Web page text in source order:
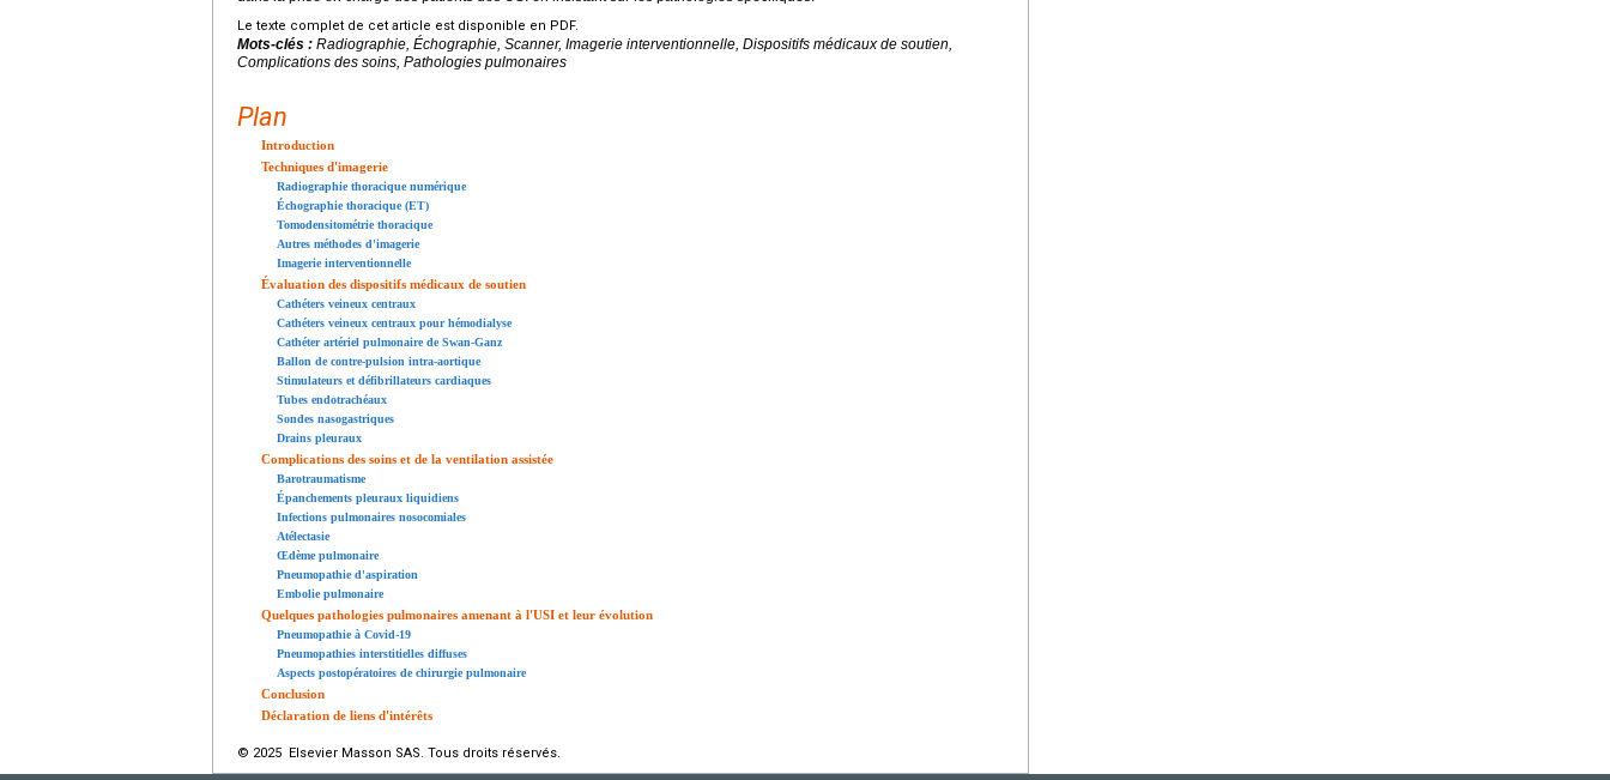
Le texte complet de cet article est disponible en PDF.
Mots-clés : Radiographie, Échographie, Scanner, Imagerie interventionnelle, Dispositifs médicaux de soutien,
Complications des soins, Pathologies pulmonaires
Plan
Introduction
Techniques d'imagerie
Radiographie thoracique numérique
Échographie thoracique (ET)
Tomodensitométrie thoracique
Autres méthodes d'imagerie
Imagerie interventionnelle
Évaluation des dispositifs médicaux de soutien
Cathéters veineux centraux
Cathéters veineux centraux pour hémodialyse
Cathéter artériel pulmonaire de Swan-Ganz
Ballon de contre-pulsion intra-aortique
Stimulateurs et défibrillateurs cardiaques
Tubes endotrachéaux
Sondes nasogastriques
Drains pleuraux
Complications des soins et de la ventilation assistée
Barotraumatisme
Épanchements pleuraux liquidiens
Infections pulmonaires nosocomiales
Atélectasie
Œdème pulmonaire
Pneumopathie d'aspiration
Embolie pulmonaire
Quelques pathologies pulmonaires amenant à l'USI et leur évolution
Pneumopathie à Covid-19
Pneumopathies interstitielles diffuses
Aspects postopératoires de chirurgie pulmonaire
Conclusion
Déclaration de liens d'intérêts
© 2025 Elsevier Masson SAS. Tous droits réservés.